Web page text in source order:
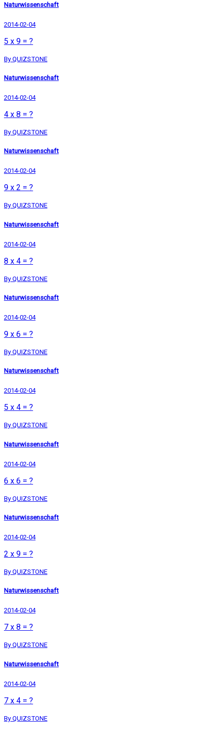
Naturwissenschaft
2014-02-04
5 x 9 = ?
By QUIZSTONE
Naturwissenschaft
2014-02-04
4 x 8 = ?
By QUIZSTONE
Naturwissenschaft
2014-02-04
9 x 2 = ?
By QUIZSTONE
Naturwissenschaft
2014-02-04
8 x 4 = ?
By QUIZSTONE
Naturwissenschaft
2014-02-04
9 x 6 = ?
By QUIZSTONE
Naturwissenschaft
2014-02-04
5 x 4 = ?
By QUIZSTONE
Naturwissenschaft
2014-02-04
6 x 6 = ?
By QUIZSTONE
Naturwissenschaft
2014-02-04
2 x 9 = ?
By QUIZSTONE
Naturwissenschaft
2014-02-04
7 x 8 = ?
By QUIZSTONE
Naturwissenschaft
2014-02-04
7 x 4 = ?
By QUIZSTONE